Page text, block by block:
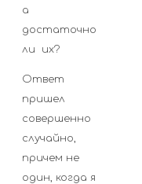
а
достаточно
ли их?
Ответ
пришел
совершенно
случайно,
причем не
один, когда я